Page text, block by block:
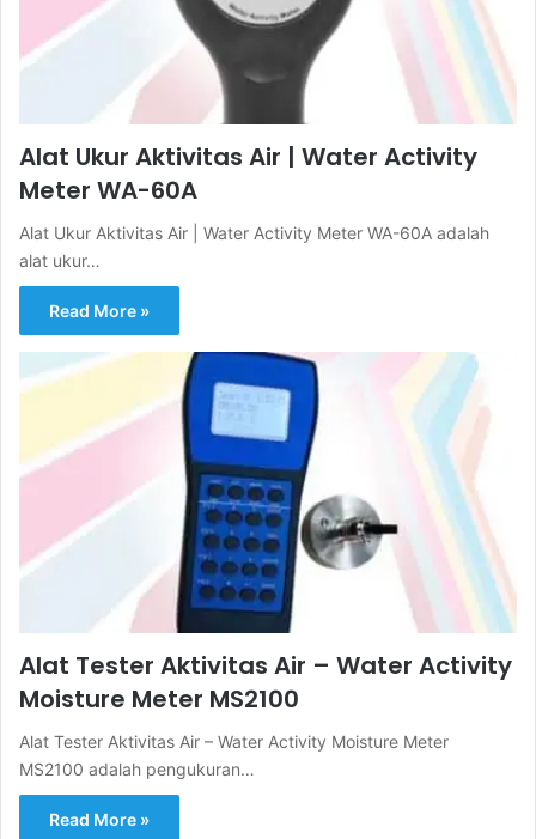
Alat Ukur Aktivitas Air | Water Activity
Meter WA-60A
Alat Ukur Aktivitas Air | Water Activity Meter WA-60A adalah
alat ukur…
Read More »
Alat Tester Aktivitas Air – Water Activity
Moisture Meter MS2100
Alat Tester Aktivitas Air – Water Activity Moisture Meter
MS2100 adalah pengukuran…
Read More »